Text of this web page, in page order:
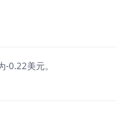
0.22美元。